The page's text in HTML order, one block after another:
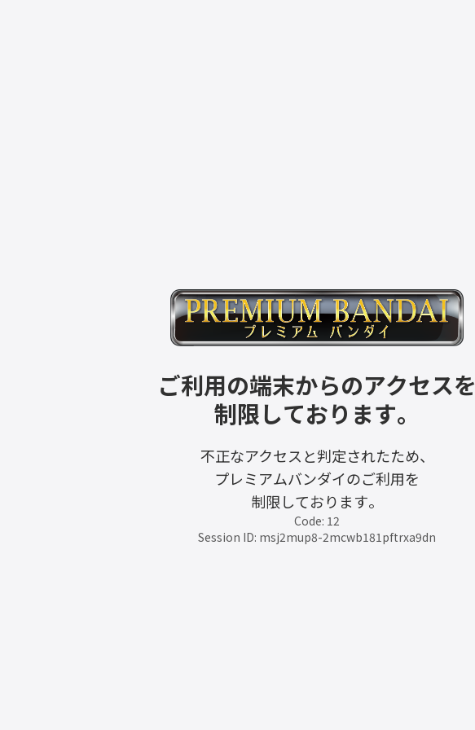
ご利用の端末からのアクセスを
制限しております。
不正なアクセスと判定されたため、
プレミアムバンダイのご利用を
制限しております。
Code: 12
Session ID: msj2mup8-2mcwb181pftrxa9dn